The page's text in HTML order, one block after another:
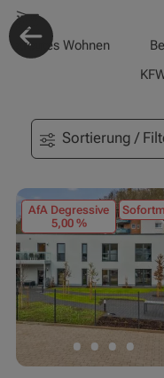
Wohnen
Sortierung /
AfA Degressive
5,00 %